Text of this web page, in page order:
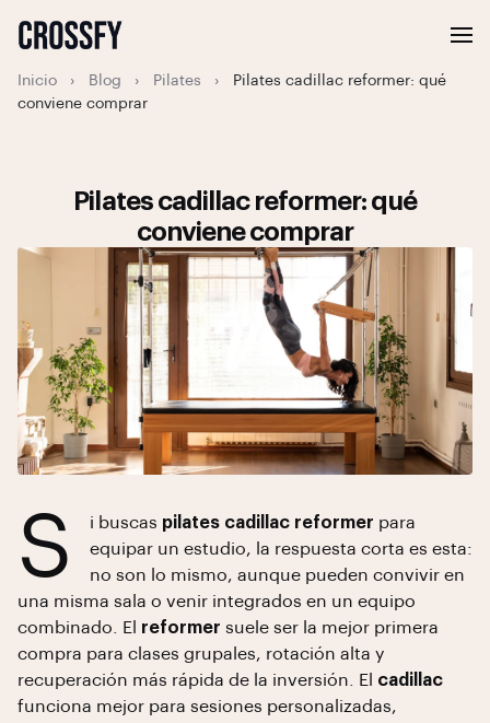
Inicio › Blog › Pilates ›
Pilates cadillac reformer: qué
conviene comprar
Pilates cadillac reformer: qué
conviene comprar
S i buscas pilates cadillac reformer para
equipar un estudio, la respuesta corta es esta:
no son lo mismo, aunque pueden convivir en
una misma sala o venir integrados en un equipo
combinado. El reformer suele ser la mejor primera
compra para clases grupales, rotación alta y
recuperación más rápida de la inversión. El cadillac
funciona mejor para sesiones personalizadas,